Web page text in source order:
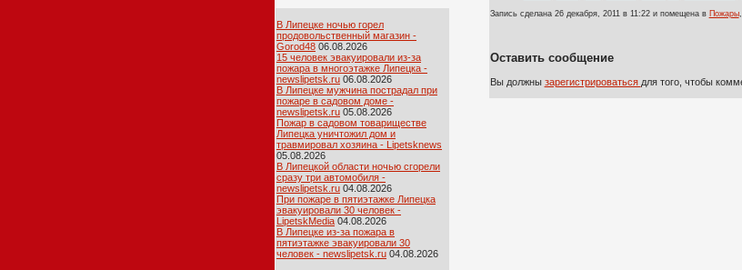
В Липецке ночью горел
продовольственный магазин -
Gorod48 06.08.2026
15 человек эвакуировали из-за
пожара в многоэтажке Липецка -
newslipetsk.ru 06.08.2026
В Липецке мужчина пострадал при
пожаре в садовом доме -
newslipetsk.ru 05.08.2026
Пожар в садовом товариществе
Липецка уничтожил дом и
травмировал хозяина - Lipetsknews
05.08.2026
В Липецкой области ночью сгорели
сразу три автомобиля -
newslipetsk.ru 04.08.2026
При пожаре в пятиэтажке Липецка
эвакуировали 30 человек -
LipetskMedia 04.08.2026
В Липецке из-за пожара в
пятиэтажке эвакуировали 30
человек - newslipetsk.ru 04.08.2026
Запись сделана 26 декабря, 2011 в 11:22 и помещена в Пожары,
Оставить сообщение
Вы должны зарегистрироваться для того, чтобы